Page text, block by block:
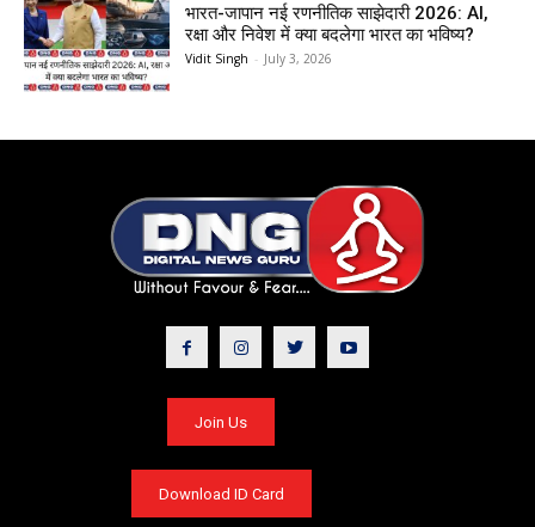
भारत-जापान नई रणनीतिक साझेदारी 2026: AI,
रक्षा और निवेश में क्या बदलेगा भारत का भविष्य?
Vidit Singh - July 3, 2026
Join Us
Download ID Card